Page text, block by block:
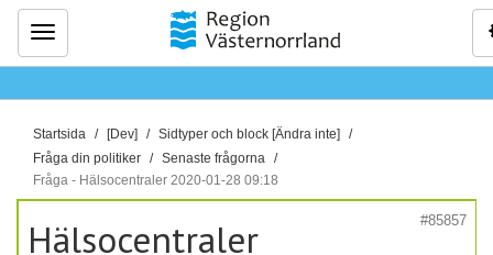
Meny
D
u
ä
h
Startsida [Dev]
Sidtyper och block [Ändra inte]
Fråga din politiker
Senaste frågorna
Fråga - Hälsocentraler 2020-01-28 09:18
#85857
Hälsocentraler